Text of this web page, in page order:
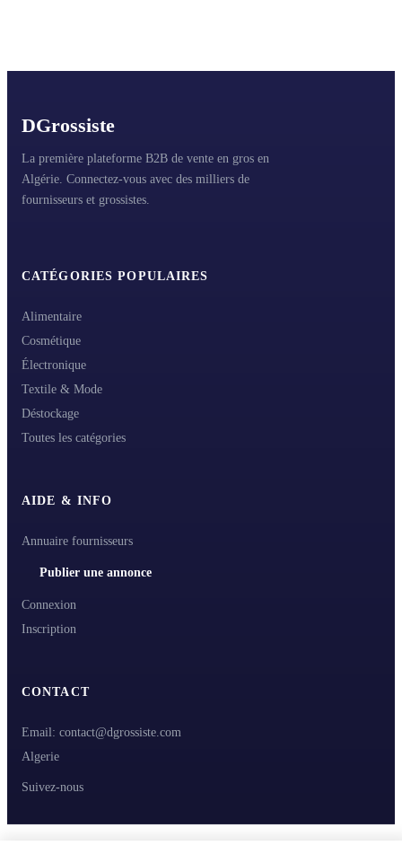
DGrossiste
La première plateforme B2B de vente en gros en
Algérie. Connectez-vous avec des milliers de
fournisseurs et grossistes.
CATÉGORIES POPULAIRES
Alimentaire
Cosmétique
Électronique
Textile & Mode
Déstockage
Toutes les catégories
AIDE & INFO
Annuaire fournisseurs
Publier une annonce
Connexion
Inscription
CONTACT
Email: contact@dgrossiste.com
Algerie
Suivez-nous